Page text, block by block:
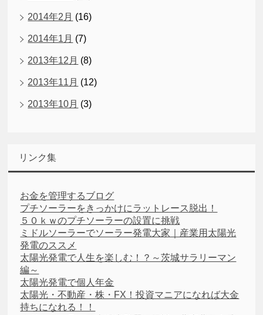
2014年2月 (16)
2014年1月 (7)
2013年12月 (8)
2013年11月 (12)
2013年10月 (3)
リンク集
お金を管理するブログ
プチソーラーをきっかけにラットレース脱出！
５０ｋｗのプチソーラーの設置に挑戦
ミドルソーラーでソーラー発電大家｜産業用太陽光
発電のススメ
太陽光発電で人生を楽しむ！？～茨城サラリーマン
編～
太陽光発電で個人年金
太陽光・不動産・株・FX！投資マニアになれば大金
持ちになれる！！